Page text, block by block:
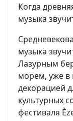
Когда
музыка
музыка
Лазурным
морем, уже в
декорацией
культурных
фестиваля